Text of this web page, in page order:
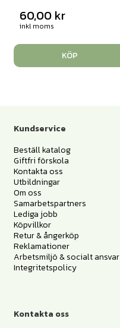
60,00 kr
inkl moms
KÖP
Kundservice
Beställ katalog
Giftfri förskola
Kontakta oss
Utbildningar
Om oss
Samarbetspartners
Lediga jobb
Köpvillkor
Retur & ångerköp
Reklamationer
Arbetsmiljö & socialt ansvar
Integritetspolicy
Kontakta oss